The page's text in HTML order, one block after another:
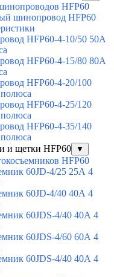
HFP60
шинопровод HFP60
HFP60-4-10/50 50А
HFP60-4-15/80 80А
HFP60-4-20/100
HFP60-4-25/120
HFP60-4-35/140
и щетки HFP60
▼
HFP60
60JD-4/25 25А 4
60JD-4/40 40А 4
60JDS-4/40 40А 4
60JDS-4/60 60А 4
60JDS-4/40 40А 4